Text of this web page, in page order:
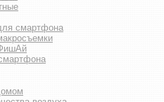
смартфона